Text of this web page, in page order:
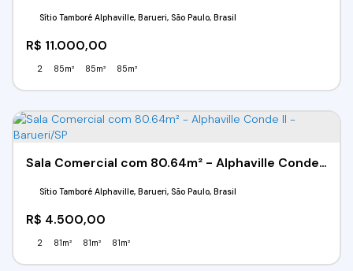
R$ 11.000,00
Sítio Tamboré Alphaville, Barueri, São Paulo, Brasil
2 85m² 85m² 85m²
Sala Comercial com 80.64m² - Alphaville Conde II - Barueri/SP
R$ 4.500,00
Sítio Tamboré Alphaville, Barueri, São Paulo, Brasil
2 81m² 81m² 81m²